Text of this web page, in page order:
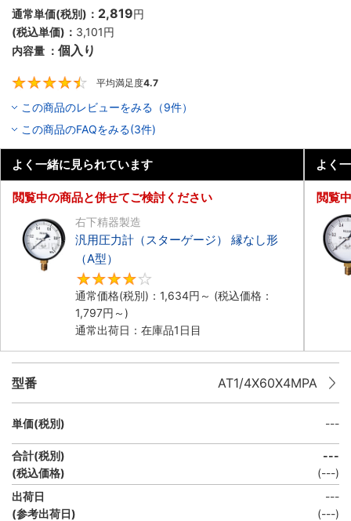
通常単価(税別)： 2,819円
(税込単価)： 3,101円
内容量 ： 個入り
平均満足度4.7
この商品のレビューをみる（9件）
この商品のFAQをみる(3件)
よく一緒に見られています
閲覧中の商品と併せてご検討ください
右下精器製造
汎用圧力計（スターゲージ） 縁なし形
（A型）
通常価格(税別)： 1,634円 ～ (税込価格：
1,797円 ～)
通常出荷日：在庫品1日目
よく
閲覧
型番 AT1/4X60X4MPA
単価(税別) ---
合計(税別)
(税込価格)
---
(---)
出荷日
(参考出荷日)
---
(---)